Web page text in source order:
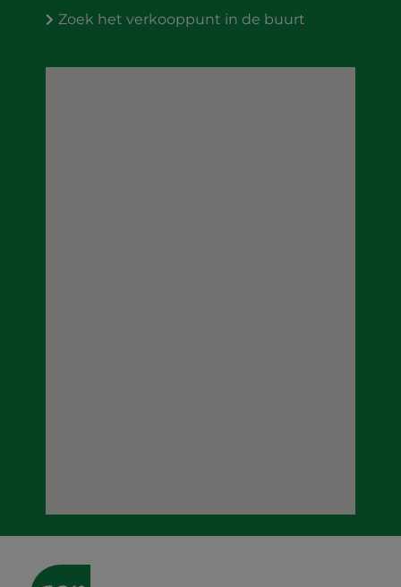
Zoek het verkooppunt in de buurt